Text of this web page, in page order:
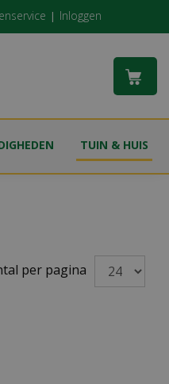
Inloggen
TUIN & HUIS
per pagina